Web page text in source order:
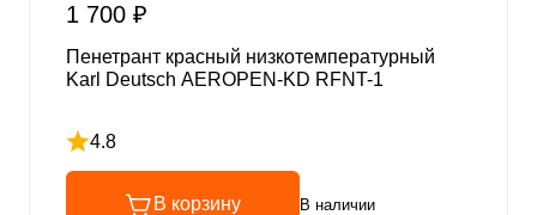
1 700 ₽
Пенетрант красный низкотемпературный
Karl Deutsch AEROPEN-KD RFNT-1
4.8
Рейтинг 4.8 из 5
В корзину В наличии